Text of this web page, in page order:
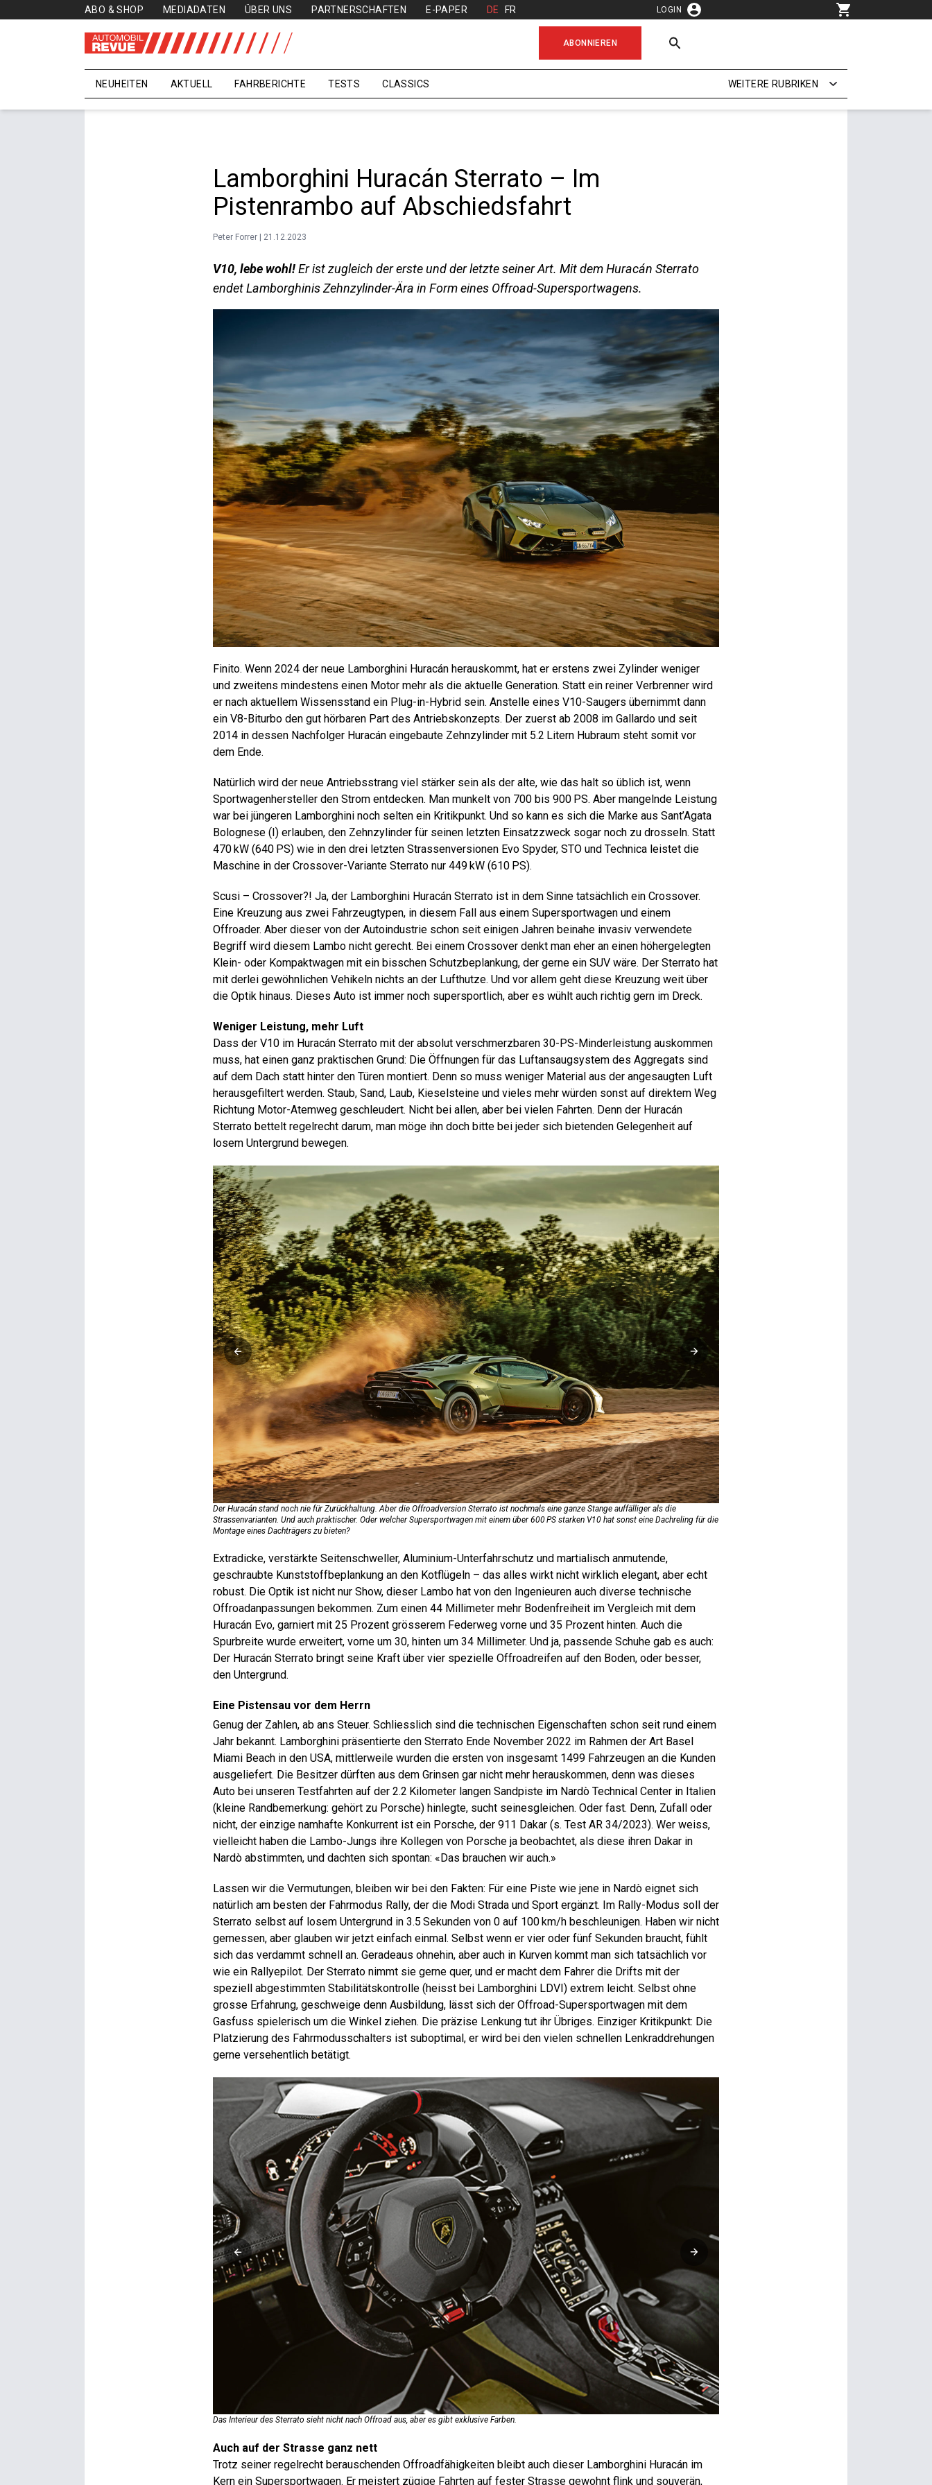
ABO & SHOP MEDIADATEN ÜBER UNS PARTNERSCHAFTEN E-PAPER DE FR LOGIN
ABONNIEREN
NEUHEITEN AKTUELL FAHRBERICHTE TESTS CLASSICS WEITERE RUBRIKEN
Lamborghini Huracán Sterrato – Im
Pistenrambo auf Abschiedsfahrt
Peter Forrer | 21.12.2023
V10, lebe wohl!Er ist zugleich der erste und der letzte seiner Art. Mit dem Huracán Sterrato
endet Lamborghinis ­Zehnzylinder-Ära in Form eines Offroad-Supersportwagens.
Finito. Wenn 2024 der neue Lamborghini Huracán herauskommt, hat er erstens zwei Zylinder weniger
und zweitens mindestens einen Motor mehr als die aktuelle Generation. Statt ein reiner Verbrenner wird
er nach aktuellem Wissensstand ein Plug-in-Hybrid sein. Anstelle eines V10-Saugers übernimmt dann
ein V8-Biturbo den gut hörbaren Part des Antriebskonzepts. Der zuerst ab 2008 im Gallardo und seit
2014 in dessen Nachfolger Huracán eingebaute Zehnzylinder mit 5.2 Litern Hubraum steht somit vor
dem Ende.
Natürlich wird der neue Antriebsstrang viel stärker sein als der alte, wie das halt so üblich ist, wenn
Sportwagenhersteller den Strom entdecken. Man munkelt von 700 bis 900 PS. Aber mangelnde Leistung
war bei jüngeren Lamborghini noch selten ein Kritikpunkt. Und so kann es sich die Marke aus Sant’Agata
Bolognese (I) erlauben, den Zehnzylinder für seinen letzten Einsatzzweck sogar noch zu drosseln. Statt
470 kW (640 PS) wie in den drei letzten Strassenversionen Evo Spyder, STO und Technica leistet die
Maschine in der Crossover-Variante Sterrato nur 449 kW (610 PS).
Scusi – Crossover?! Ja, der Lamborghini Huracán Sterrato ist in dem Sinne tatsächlich ein Crossover.
Eine Kreuzung aus zwei Fahrzeugtypen, in diesem Fall aus einem Supersportwagen und einem
Offroader. Aber dieser von der Autoindustrie schon seit einigen Jahren beinahe invasiv verwendete
Begriff wird diesem Lambo nicht gerecht. Bei einem Crossover denkt man eher an einen höhergelegten
Klein- oder Kompaktwagen mit ein bisschen Schutzbeplankung, der gerne ein SUV wäre. Der Sterrato hat
mit derlei gewöhnlichen Vehikeln nichts an der Lufthutze. Und vor allem geht diese Kreuzung weit über
die Optik hinaus. Dieses Auto ist immer noch supersportlich, aber es wühlt auch richtig gern im Dreck.
Weniger Leistung, mehr Luft
Dass der V10 im Huracán Sterrato mit der absolut verschmerzbaren 30-PS-Minderleistung auskommen
muss, hat einen ganz praktischen Grund: Die Öffnungen für das Luftansaugsystem des Aggregats sind
auf dem Dach statt hinter den Türen montiert. Denn so muss weniger Material aus der angesaugten Luft
herausgefiltert werden. Staub, Sand, Laub, Kieselsteine und vieles mehr würden sonst auf direktem Weg
Richtung Motor-Atemweg geschleudert. Nicht bei allen, aber bei vielen Fahrten. Denn der Huracán
Sterrato bettelt regelrecht darum, man möge ihn doch bitte bei jeder sich bietenden Gelegenheit auf
losem Untergrund bewegen.
Der Huracán stand noch nie für Zurückhaltung. Aber die Offroadversion Sterrato ist nochmals eine ganze Stange auffälliger als die
Strassenvarianten. Und auch praktischer. Oder welcher Supersportwagen mit einem über 600 PS starken V10 hat sonst eine Dachreling für die
Montage eines Dachträgers zu bieten?
Extradicke, verstärkte Seitenschweller, Aluminium-Unterfahrschutz und martialisch anmutende,
geschraubte Kunststoffbeplankung an den Kotflügeln – das alles wirkt nicht wirklich elegant, aber echt
robust. Die Optik ist nicht nur Show, dieser Lambo hat von den Ingenieuren auch diverse technische
Offroadanpassungen bekommen. Zum einen 44 Millimeter mehr Bodenfreiheit im Vergleich mit dem
Huracán Evo, garniert mit 25 Prozent grösserem Federweg vorne und 35 Prozent hinten. Auch die
Spurbreite wurde erweitert, vorne um 30, hinten um 34 Millimeter. Und ja, passende Schuhe gab es auch:
Der Huracán Sterrato bringt seine Kraft über vier spezielle Offroadreifen auf den Boden, oder besser,
den Untergrund.
Eine Pistensau vor dem Herrn
Genug der Zahlen, ab ans Steuer. Schliesslich sind die technischen Eigenschaften schon seit rund einem
Jahr bekannt. Lamborghini präsentierte den Sterrato Ende November 2022 im Rahmen der Art Basel
Miami Beach in den USA, mittlerweile wurden die ersten von insgesamt 1499 Fahrzeugen an die Kunden
ausgeliefert. Die Besitzer dürften aus dem Grinsen gar nicht mehr herauskommen, denn was dieses
Auto bei unseren Testfahrten auf der 2.2 Kilometer langen Sandpiste im Nardò Technical Center in Italien
(kleine Randbemerkung: gehört zu Porsche) hinlegte, sucht seinesgleichen. Oder fast. Denn, Zufall oder
nicht, der einzige namhafte Konkurrent ist ein Porsche, der 911 Dakar (s. Test AR 34/2023). Wer weiss,
vielleicht haben die Lambo-Jungs ihre Kollegen von Porsche ja beobachtet, als diese ihren Dakar in
Nardò abstimmten, und dachten sich spontan: «Das brauchen wir auch.»
Lassen wir die Vermutungen, bleiben wir bei den Fakten: Für eine Piste wie jene in Nardò eignet sich
natürlich am besten der Fahrmodus Rally, der die Modi Strada und Sport ergänzt. Im Rally-Modus soll der
Sterrato selbst auf losem Untergrund in 3.5 Sekunden von 0 auf 100 km/h beschleunigen. Haben wir nicht
gemessen, aber glauben wir jetzt einfach einmal. Selbst wenn er vier oder fünf Sekunden braucht, fühlt
sich das verdammt schnell an. Geradeaus ohnehin, aber auch in Kurven kommt man sich tatsächlich vor
wie ein Rallyepilot. Der Sterrato nimmt sie gerne quer, und er macht dem Fahrer die Drifts mit der
speziell abgestimmten Stabilitätskontrolle (heisst bei Lamborghini LDVI) extrem leicht. Selbst ohne
grosse Erfahrung, geschweige denn Ausbildung, lässt sich der Offroad-Supersportwagen mit dem
Gasfuss spielerisch um die Winkel ziehen. Die präzise Lenkung tut ihr Übriges. Einziger Kritikpunkt: Die
Platzierung des Fahrmodusschalters ist suboptimal, er wird bei den vielen schnellen Lenkraddrehungen
gerne versehentlich betätigt.
Das Interieur des Sterrato sieht nicht nach Offroad aus, aber es gibt exklusive Farben.
Auch auf der Strasse ganz nett
Trotz seiner regelrecht berauschenden Offroadfähigkeiten bleibt auch dieser Lamborghini Huracán im
Kern ein Supersportwagen. Er meistert zügige Fahrten auf fester Strasse gewohnt flink und souverän,